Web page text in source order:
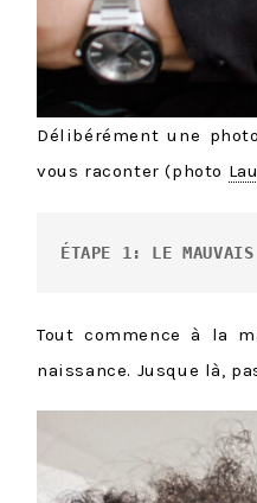
Délibérément une
vous raconter (photo
ÉTAPE 1: LE MAUVAIS
Tout commence à la
naissance. Jusque là,